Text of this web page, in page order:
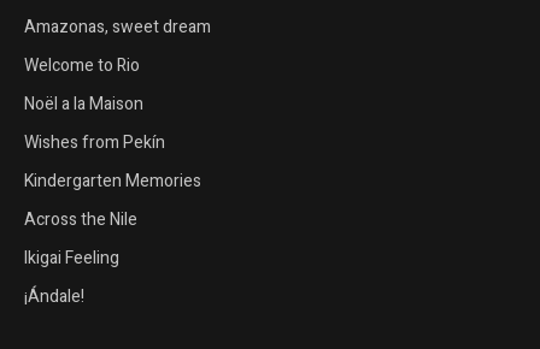
Amazonas, sweet dream
Welcome to Rio
Noël a la Maison
Wishes from Pekín
Kindergarten Memories
Across the Nile
Ikigai Feeling
¡Ándale!